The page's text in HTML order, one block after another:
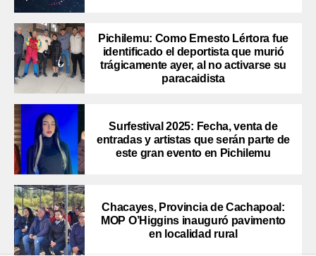
Pichilemu: Como Ernesto Lértora fue
identificado el deportista que murió
trágicamente ayer, al no activarse su
paracaidista
Surfestival 2025: Fecha, venta de
entradas y artistas que serán parte de
este gran evento en Pichilemu
Chacayes, Provincia de Cachapoal:
MOP O’Higgins inauguró pavimento
en localidad rural